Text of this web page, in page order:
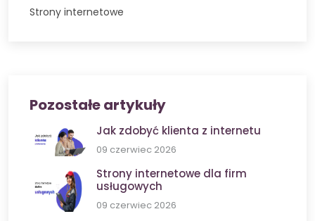
Strony internetowe
Pozostałe artykuły
Jak zdobyć klienta z internetu
09 czerwiec 2026
Strony internetowe dla firm
usługowych
09 czerwiec 2026